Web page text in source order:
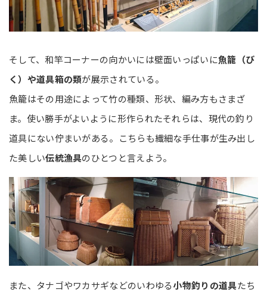
そして、和竿コーナーの向かいには壁面いっぱいに魚籠（び
く）や道具箱の類が展示されている。
魚籠はその用途によって竹の種類、形状、編み方もさまざ
ま。使い勝手がよいように形作られたそれらは、現代の釣り
道具にない佇まいがある。こちらも繊細な手仕事が生み出し
た美しい伝統漁具のひとつと言えよう。
また、タナゴやワカサギなどのいわゆる小物釣りの道具たち